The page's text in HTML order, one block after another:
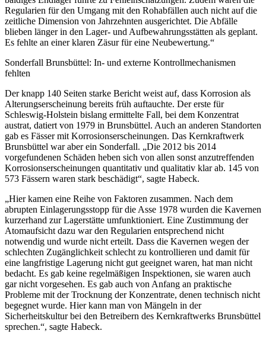
Regularien für den Umgang mit den Rohabfällen auch nicht auf die
zeitliche Dimension von Jahrzehnten ausgerichtet. Die Abfälle
blieben länger in den Lager- und Aufbewahrungsstätten als geplant.
Es fehlte an einer klaren Zäsur für eine Neubewertung.“
Sonderfall Brunsbüttel: In- und externe Kontrollmechanismen
fehlten
Der knapp 140 Seiten starke Bericht weist auf, dass Korrosion als
Alterungserscheinung bereits früh auftauchte. Der erste für
Schleswig-Holstein bislang ermittelte Fall, bei dem Konzentrat
austrat, datiert von 1979 in Brunsbüttel. Auch an anderen Standorten
gab es Fässer mit Korrosionserscheinungen. Das Kernkraftwerk
Brunsbüttel war aber ein Sonderfall. „Die 2012 bis 2014
vorgefundenen Schäden heben sich von allen sonst anzutreffenden
Korrosionserscheinungen quantitativ und qualitativ klar ab. 145 von
573 Fässern waren stark beschädigt“, sagte Habeck.
„Hier kamen eine Reihe von Faktoren zusammen. Nach dem
abrupten Einlagerungsstopp für die Asse 1978 wurden die Kavernen
kurzerhand zur Lagerstätte umfunktioniert. Eine Zustimmung der
Atomaufsicht dazu war den Regularien entsprechend nicht
notwendig und wurde nicht erteilt. Dass die Kavernen wegen der
schlechten Zugänglichkeit schlecht zu kontrollieren und damit für
eine langfristige Lagerung nicht gut geeignet waren, hat man nicht
bedacht. Es gab keine regelmäßigen Inspektionen, sie waren auch
gar nicht vorgesehen. Es gab auch von Anfang an praktische
Probleme mit der Trocknung der Konzentrate, denen technisch nicht
begegnet wurde. Hier kann man von Mängeln in der
Sicherheitskultur bei den Betreibern des Kernkraftwerks Brunsbüttel
sprechen.“, sagte Habeck.